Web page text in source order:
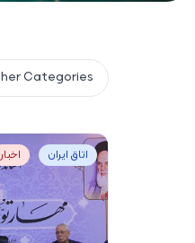
Categories
اتاق ایران اخبار